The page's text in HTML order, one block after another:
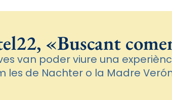
«Buscant
van poder viure una
les de Nachter o la Madre